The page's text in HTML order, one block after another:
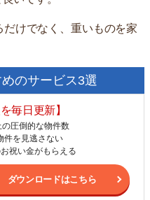
けでなく、重いものを家
のサービス3選
毎日更新】
の圧倒的な物件数
件を見逃さない
祝い金がもらえる
ダウンロードはこちら